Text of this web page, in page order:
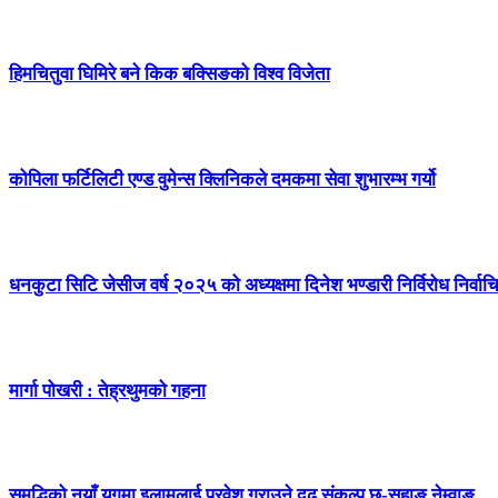
हिमचितुवा घिमिरे बने किक बक्सिङको विश्व विजेता
कोपिला फर्टिलिटी एण्ड वुमेन्स क्लिनिकले दमकमा सेवा शुभारम्भ गर्यो
धनकुटा सिटि जेसीज वर्ष २०२५ को अध्यक्षमा दिनेश भण्डारी निर्विरोध
मार्गा पोखरी : तेह्रथुमको गहना